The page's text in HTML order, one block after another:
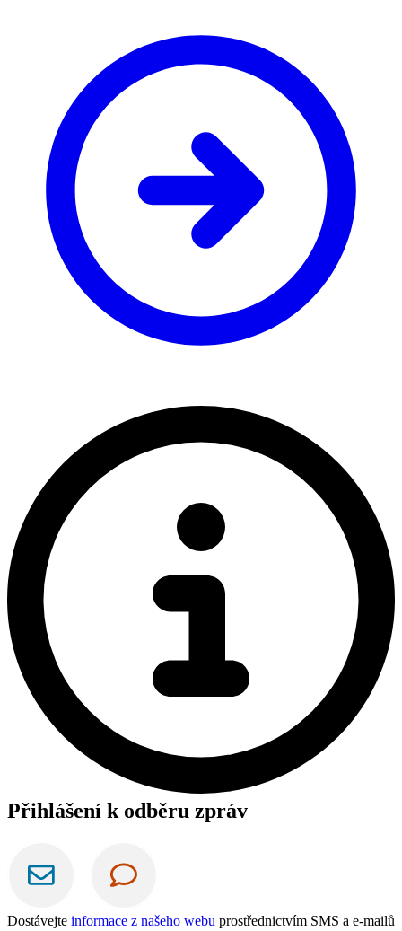
Přihlášení k odběru zpráv
Dostávejte informace z našeho webu prostřednictvím SMS a e-mailů